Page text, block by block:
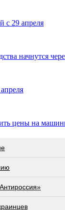
с 29 апреля
начнутся
цены на